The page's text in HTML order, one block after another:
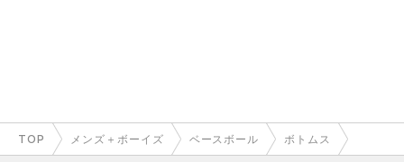
TOP メンズ＋ボーイズ ベースボール ボトムス